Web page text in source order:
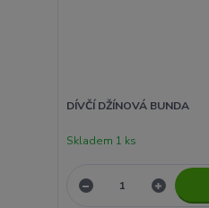
DÍVČÍ DŽÍNOVÁ BUNDA
Skladem 1 ks